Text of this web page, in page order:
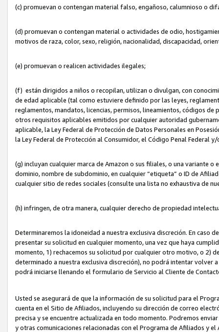
(c) promuevan o contengan material falso, engañoso, calumnioso o
(d) promuevan o contengan material o actividades de odio,
motivos de raza, color, sexo, religión, nacionalidad, discapacidad,
(e) promuevan o realicen actividades ilegales;
(f) están dirigidos a niños o recopilan, utilizan o divulgan, con
de edad aplicable (tal como estuviere definido por las leyes,
reglamentos, mandatos, licencias, permisos, lineamientos, códigos
otros requisitos aplicables emitidos por cualquier autoridad
aplicable, la Ley Federal de Protección de Datos Personales en
la Ley Federal de Protección al Consumidor, el Código Penal Federal
(g) incluyan cualquier marca de Amazon o sus filiales, o una variante
dominio, nombre de subdominio, en cualquier “etiqueta” o ID de
cualquier sitio de redes sociales (consulte una lista no exhaustiva de
(h) infringen, de otra manera, cualquier derecho de propiedad
Determinaremos la idoneidad a nuestra exclusiva discreción. En caso
presentar su solicitud en cualquier momento, una vez que haya
momento, 1) rechacemos su solicitud por cualquier otro motivo, o 2)
determinado a nuestra exclusiva discreción), no podrá intentar volver
podrá iniciarse llenando el formulario de Servicio al Cliente de
Usted se asegurará de que la información de su solicitud para el
cuenta en el Sitio de Afiliados, incluyendo su dirección de correo
precisa y se encuentre actualizada en todo momento. Podremos
y otras comunicaciones relacionadas con el Programa de Afiliados y